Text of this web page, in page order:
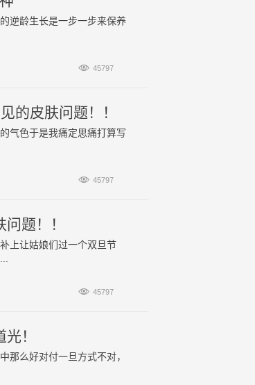
逆龄生长是一步一步来保养
 45797
的皮肤问题！！
气色于是我痛定思痛打算写
 45797
题！！
上让姑娘们过一个双旦节
 45797
！
那么好对付一旦方式不对，